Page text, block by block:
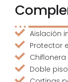
Aislación
Protector
Doble